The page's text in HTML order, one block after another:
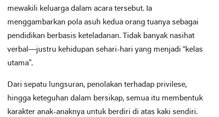
mewakili keluarga dalam acara tersebut. Ia
menggambarkan pola asuh kedua orang tuanya sebagai
pendidikan berbasis keteladanan. Tidak banyak nasihat
verbal—justru kehidupan sehari-hari yang menjadi “kelas
utama”.
Dari sepatu lungsuran, penolakan terhadap privilese,
hingga keteguhan dalam bersikap, semua itu membentuk
karakter anak-anaknya untuk berdiri di atas kaki sendiri.